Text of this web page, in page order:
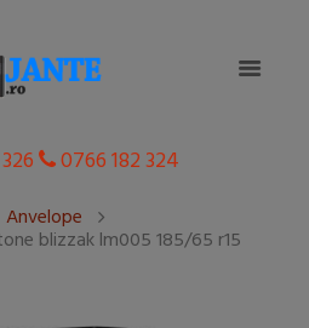
0766 182 324
Anvelope
blizzak lm005 185/65 r15